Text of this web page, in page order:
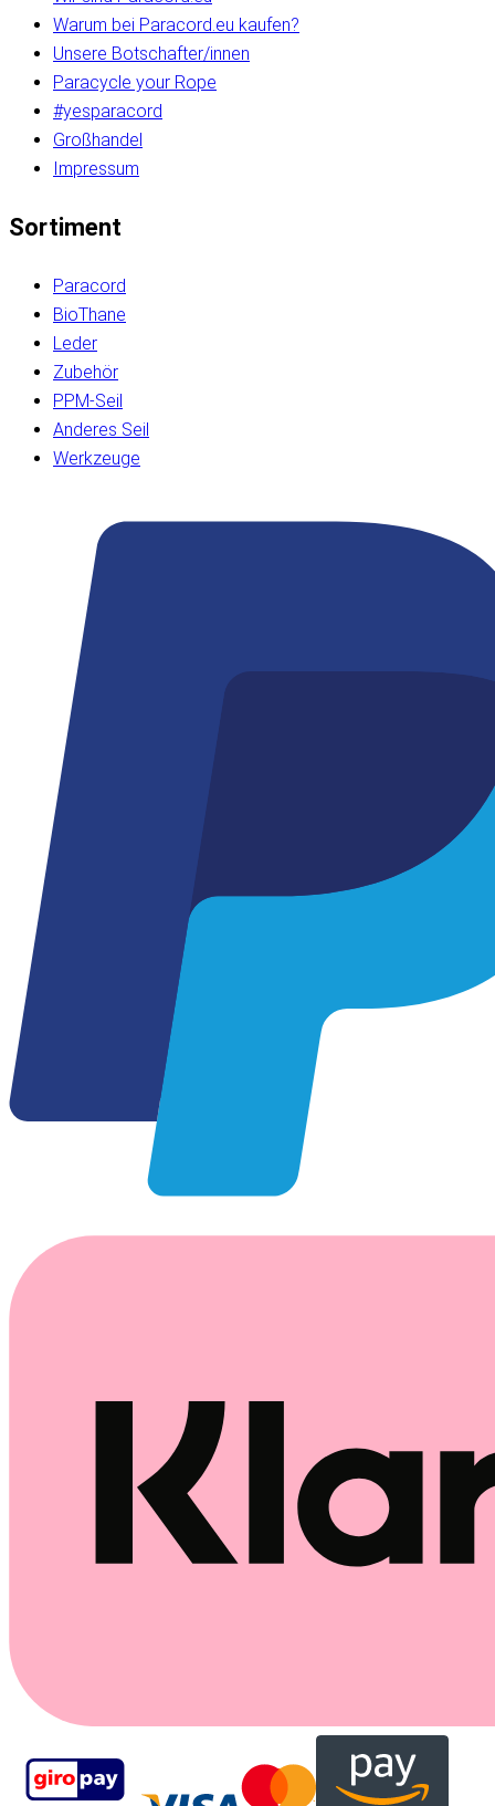
Warum bei Paracord.eu kaufen?
Unsere Botschafter/innen
Paracycle your Rope
#yesparacord
Großhandel
Impressum
Sortiment
Paracord
BioThane
Leder
Zubehör
PPM-Seil
Anderes Seil
Werkzeuge